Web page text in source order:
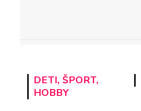
DETI, ŠPORT,
HOBBY